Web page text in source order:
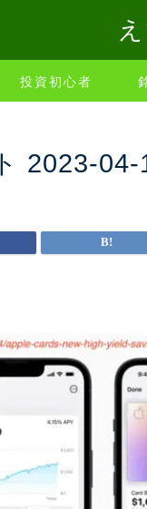
投資初心者
2023-